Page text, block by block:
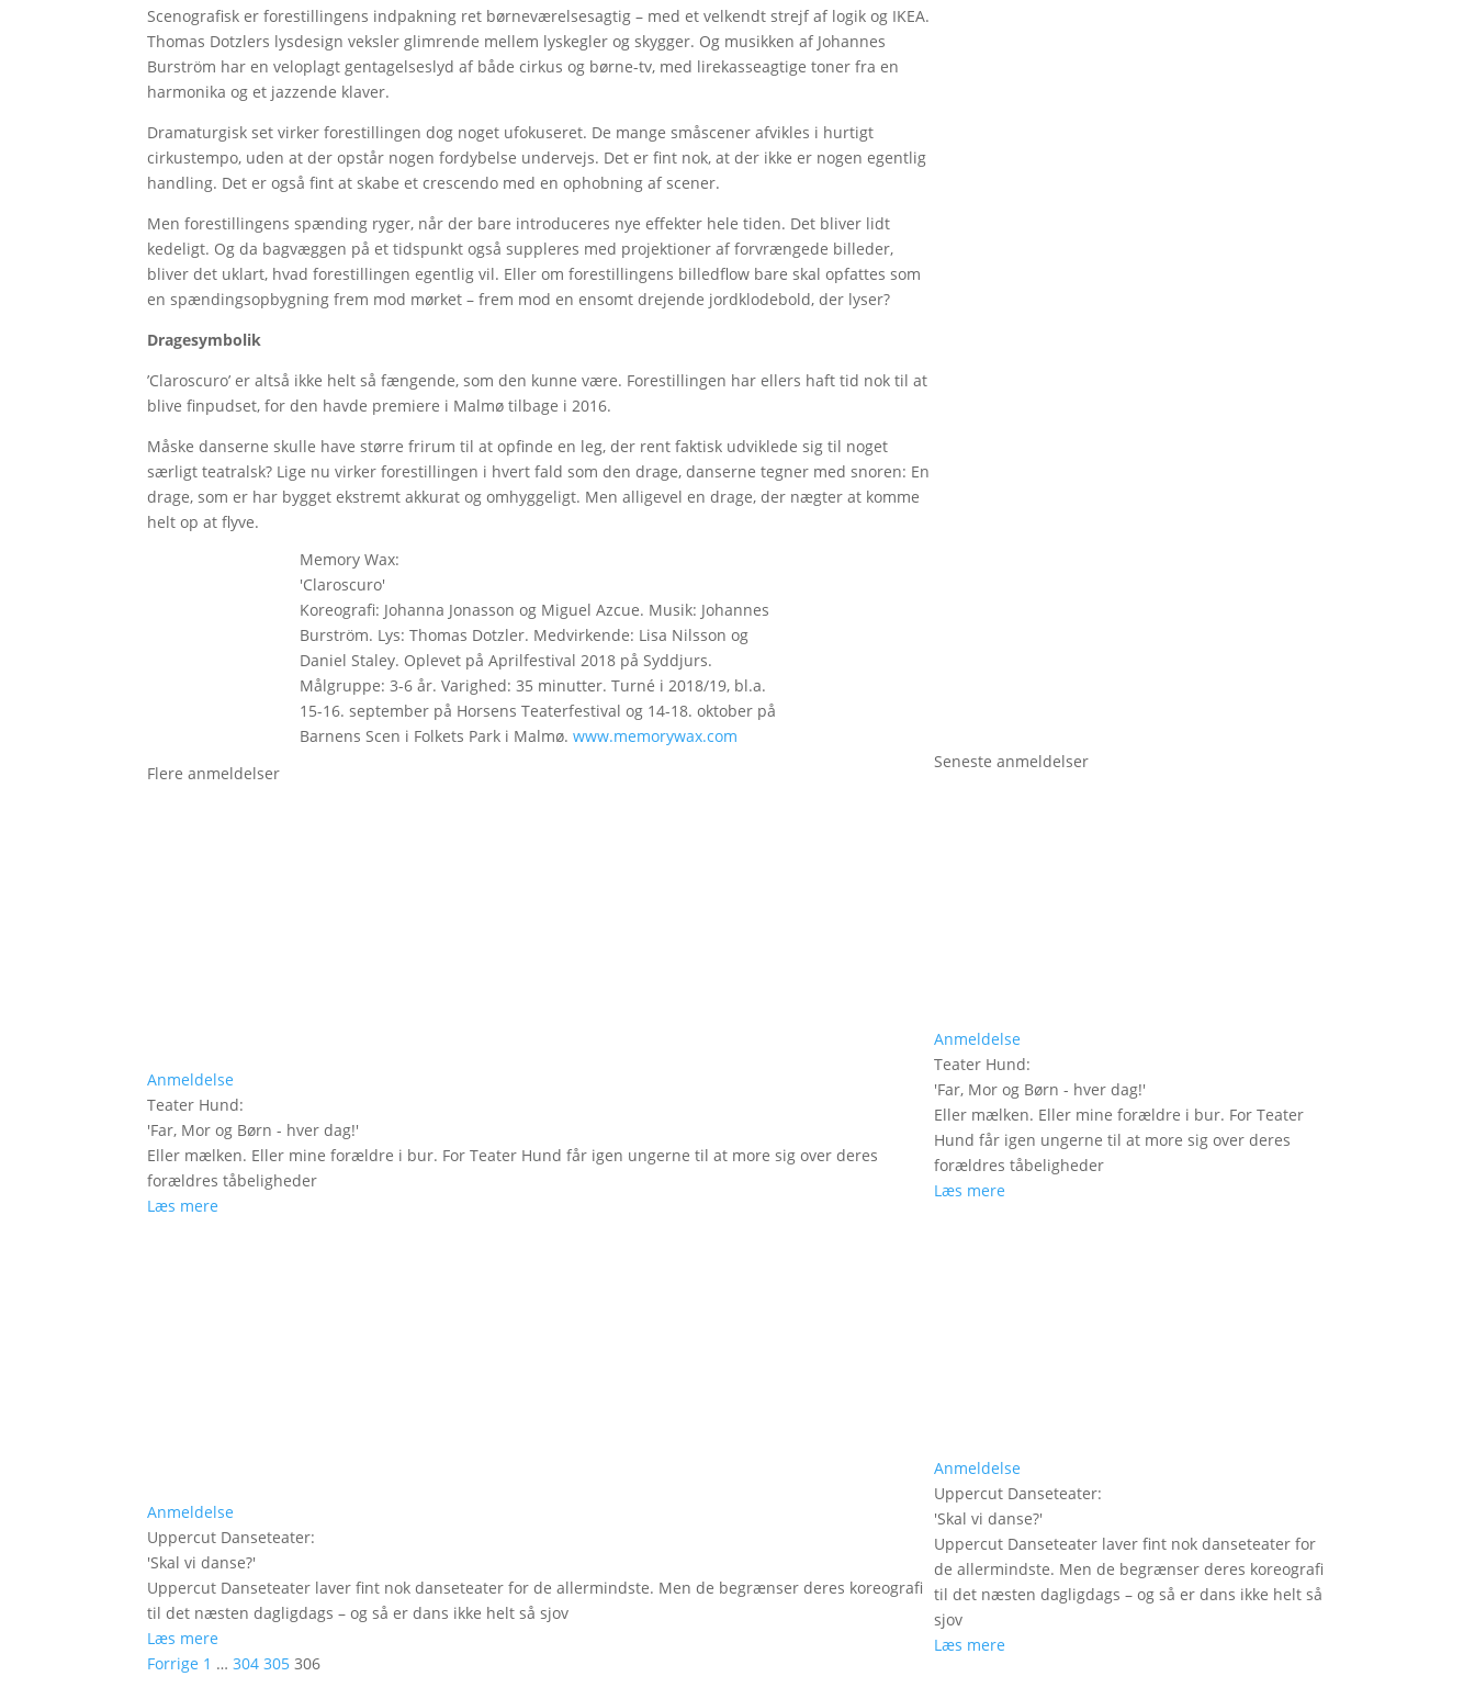
Scenografisk er forestillingens indpakning ret børneværelsesagtig – med et velkendt strejf af logik og IKEA.
Thomas Dotzlers lysdesign veksler glimrende mellem lyskegler og skygger. Og musikken af Johannes
Burström har en veloplagt gentagelseslyd af både cirkus og børne-tv, med lirekasseagtige toner fra en
harmonika og et jazzende klaver.
Dramaturgisk set virker forestillingen dog noget ufokuseret. De mange småscener afvikles i hurtigt
cirkustempo, uden at der opstår nogen fordybelse undervejs. Det er fint nok, at der ikke er nogen egentlig
handling. Det er også fint at skabe et crescendo med en ophobning af scener.
Men forestillingens spænding ryger, når der bare introduceres nye effekter hele tiden. Det bliver lidt
kedeligt. Og da bagvæggen på et tidspunkt også suppleres med projektioner af forvrængede billeder,
bliver det uklart, hvad forestillingen egentlig vil. Eller om forestillingens billedflow bare skal opfattes som
en spændingsopbygning frem mod mørket – frem mod en ensomt drejende jordklodebold, der lyser?
Dragesymbolik
’Claroscuro’ er altså ikke helt så fængende, som den kunne være. Forestillingen har ellers haft tid nok til at
blive finpudset, for den havde premiere i Malmø tilbage i 2016.
Måske danserne skulle have større frirum til at opfinde en leg, der rent faktisk udviklede sig til noget
særligt teatralsk? Lige nu virker forestillingen i hvert fald som den drage, danserne tegner med snoren: En
drage, som er har bygget ekstremt akkurat og omhyggeligt. Men alligevel en drage, der nægter at komme
helt op at flyve.
Memory Wax:
'Claroscuro'
Koreografi: Johanna Jonasson og Miguel Azcue. Musik: Johannes
Burström. Lys: Thomas Dotzler. Medvirkende: Lisa Nilsson og
Daniel Staley. Oplevet på Aprilfestival 2018 på Syddjurs.
Målgruppe: 3-6 år. Varighed: 35 minutter. Turné i 2018/19, bl.a.
15-16. september på Horsens Teaterfestival og 14-18. oktober på
Barnens Scen i Folkets Park i Malmø. www.memorywax.com
Flere anmeldelser
Anmeldelse
Teater Hund:
'Far, Mor og Børn - hver dag!'
Eller mælken. Eller mine forældre i bur. For Teater Hund får igen ungerne til at more sig over deres
forældres tåbeligheder
Læs mere
Anmeldelse
Uppercut Danseteater:
'Skal vi danse?'
Uppercut Danseteater laver fint nok danseteater for de allermindste. Men de begrænser deres koreografi
til det næsten dagligdags – og så er dans ikke helt så sjov
Læs mere
Forrige 1 … 304 305 306
Seneste anmeldelser
Anmeldelse
Teater Hund:
'Far, Mor og Børn - hver dag!'
Eller mælken. Eller mine forældre i bur. For Teater
Hund får igen ungerne til at more sig over deres
forældres tåbeligheder
Læs mere
Anmeldelse
Uppercut Danseteater:
'Skal vi danse?'
Uppercut Danseteater laver fint nok danseteater for
de allermindste. Men de begrænser deres koreografi
til det næsten dagligdags – og så er dans ikke helt så
sjov
Læs mere